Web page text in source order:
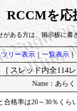
RCCMを応
がある方は、掲示板に書
ツリー表示｜一覧表示｜
[ スレッド内全114
Name：あら
合格率は20～30％くら